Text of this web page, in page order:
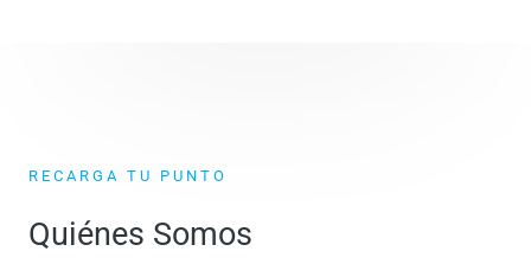
RECARGA TU PUNTO
Quiénes Somos